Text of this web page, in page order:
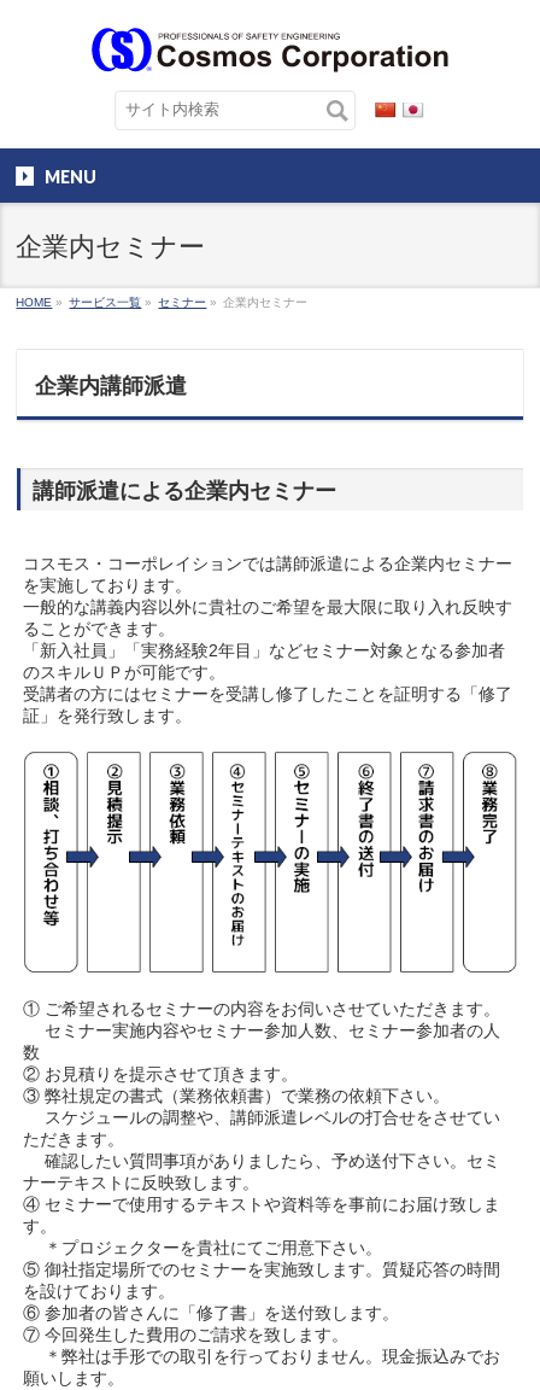
MENU
企業内セミナー
HOME » サービス一覧 » セミナー » 企業内セミナー
企業内講師派遣
講師派遣による企業内セミナー
コスモス・コーポレイションでは講師派遣による企業内セミナー
を実施しております。
一般的な講義内容以外に貴社のご希望を最大限に取り入れ反映す
ることができます。
「新入社員」「実務経験2年目」などセミナー対象となる参加者
のスキルＵＰが可能です。
受講者の方にはセミナーを受講し修了したことを証明する「修了
証」を発行致します。
① ご希望されるセミナーの内容をお伺いさせていただきます。
セミナー実施内容やセミナー参加人数、セミナー参加者の人
数
② お見積りを提示させて頂きます。
③ 弊社規定の書式（業務依頼書）で業務の依頼下さい。
スケジュールの調整や、講師派遣レベルの打合せをさせてい
ただきます。
確認したい質問事項がありましたら、予め送付下さい。セミ
ナーテキストに反映致します。
④ セミナーで使用するテキストや資料等を事前にお届け致しま
す。
＊プロジェクターを貴社にてご用意下さい。
⑤ 御社指定場所でのセミナーを実施致します。質疑応答の時間
を設けております。
⑥ 参加者の皆さんに「修了書」を送付致します。
⑦ 今回発生した費用のご請求を致します。
＊弊社は手形での取引を行っておりません。現金振込みでお
願いします。